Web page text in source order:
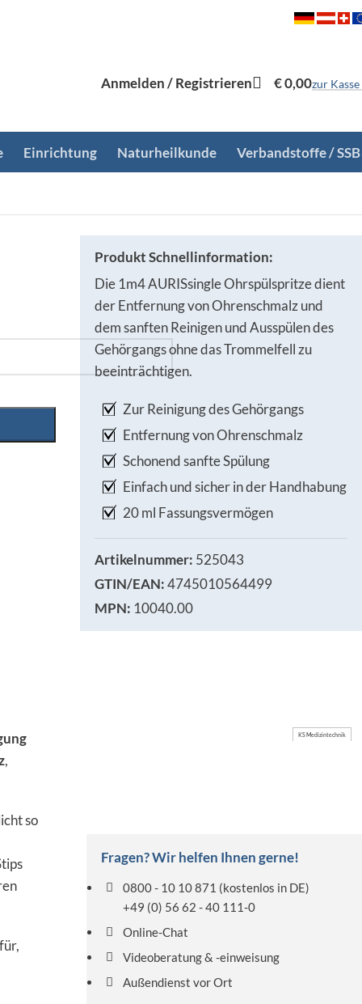
Anmelden / Registrieren €0,00zur Kasse
Einrichtung Naturheilkunde Verbandstoffe / SSB
Produkt Schnellinformation:
Die 1m4 AURISsingle Ohrspülspritze dient
der Entfernung von Ohrenschmalz und
dem sanften Reinigen und Ausspülen des
Gehörgangs ohne das Trommelfell zu
beeinträchtigen.
Zur Reinigung des Gehörgangs
Entfernung von Ohrenschmalz
Schonend sanfte Spülung
Einfach und sicher in der Handhabung
20 ml Fassungsvermögen
Artikelnummer: 525043
GTIN/EAN:4745010564499
MPN: 10040.00
,
so
KS Medizintechnik
Fragen? Wir helfen Ihnen gerne!
0800 - 10 10 871 (kostenlos in DE)
+49 (0) 56 62 - 40 111-0
Online-Chat
Videoberatung & -einweisung
Außendienst vor Ort